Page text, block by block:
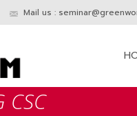
Mail us :
CSC